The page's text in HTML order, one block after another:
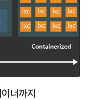
너까지